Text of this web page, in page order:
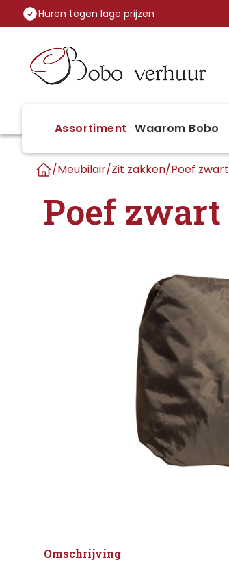
Huren tegen lage prijzen
Assortiment Waarom Bobo
/Meubilair/Zit zakken/Poef zwart
Poef zwart
Omschrijving